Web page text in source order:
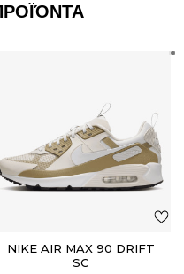
NIKE AIR MAX 90 DRIFT
SC